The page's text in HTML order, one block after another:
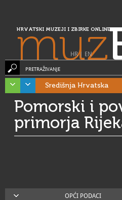
HRVATSKI MUZEJI I ZBIRKE ONLINE
muz
HR| EN
PRETRAŽIVANJE
Središnja Hrvatska
Pomorski i
primorja
OPĆI PODACI